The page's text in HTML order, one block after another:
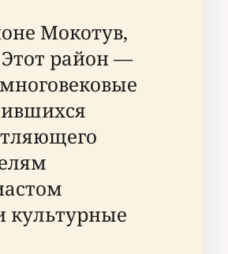
Мокотув,
район —
культурные